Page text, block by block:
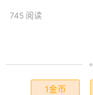
745 阅读
1金币